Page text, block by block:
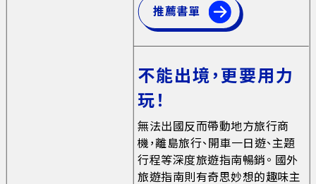
推薦書單
不能出境，更要用力
玩！
無法出國反而帶動地方旅行商
機，離島旅行、開車一日遊、主題
行程等深度旅遊指南暢銷。 國外
旅遊指南則有奇思妙想的趣味主